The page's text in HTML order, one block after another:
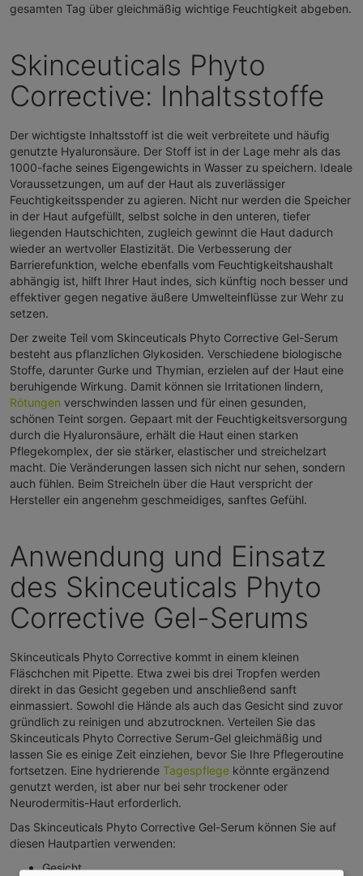
gesamten Tag über gleichmäßig wichtige Feuchtigkeit abgeben.
Skinceuticals Phyto
Corrective: Inhaltsstoffe
Der wichtigste Inhaltsstoff ist die weit verbreitete und häufig
genutzte Hyaluronsäure. Der Stoff ist in der Lage mehr als das
1000-fache seines Eigengewichts in Wasser zu speichern. Ideale
Voraussetzungen, um auf der Haut als zuverlässiger
Feuchtigkeitsspender zu agieren. Nicht nur werden die Speicher
in der Haut aufgefüllt, selbst solche in den unteren, tiefer
liegenden Hautschichten, zugleich gewinnt die Haut dadurch
wieder an wertvoller Elastizität. Die Verbesserung der
Barrierefunktion, welche ebenfalls vom Feuchtigkeitshaushalt
abhängig ist, hilft Ihrer Haut indes, sich künftig noch besser und
effektiver gegen negative äußere Umwelteinflüsse zur Wehr zu
setzen.
Der zweite Teil vom Skinceuticals Phyto Corrective Gel-Serum
besteht aus pflanzlichen Glykosiden. Verschiedene biologische
Stoffe, darunter Gurke und Thymian, erzielen auf der Haut eine
beruhigende Wirkung. Damit können sie Irritationen lindern,
Rötungen verschwinden lassen und für einen gesunden,
schönen Teint sorgen. Gepaart mit der Feuchtigkeitsversorgung
durch die Hyaluronsäure, erhält die Haut einen starken
Pflegekomplex, der sie stärker, elastischer und streichelzart
macht. Die Veränderungen lassen sich nicht nur sehen, sondern
auch fühlen. Beim Streicheln über die Haut verspricht der
Hersteller ein angenehm geschmeidiges, sanftes Gefühl.
Anwendung und Einsatz
des Skinceuticals Phyto
Corrective Gel-Serums
Skinceuticals Phyto Corrective kommt in einem kleinen
Fläschchen mit Pipette. Etwa zwei bis drei Tropfen werden
direkt in das Gesicht gegeben und anschließend sanft
einmassiert. Sowohl die Hände als auch das Gesicht sind zuvor
gründlich zu reinigen und abzutrocknen. Verteilen Sie das
Skinceuticals Phyto Corrective Serum-Gel gleichmäßig und
lassen Sie es einige Zeit einziehen, bevor Sie Ihre Pflegeroutine
fortsetzen. Eine hydrierende Tagespflege könnte ergänzend
genutzt werden, ist aber nur bei sehr trockener oder
Neurodermitis-Haut erforderlich.
Das Skinceuticals Phyto Corrective Gel-Serum können Sie auf
diesen Hautpartien verwenden:
Gesicht